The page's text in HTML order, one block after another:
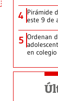
4 Pirámide
este 9 de
5 Ordenan
en colegio